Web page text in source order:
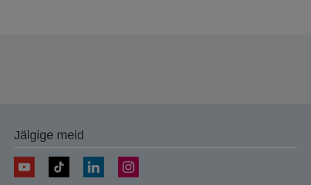
Jälgige meid